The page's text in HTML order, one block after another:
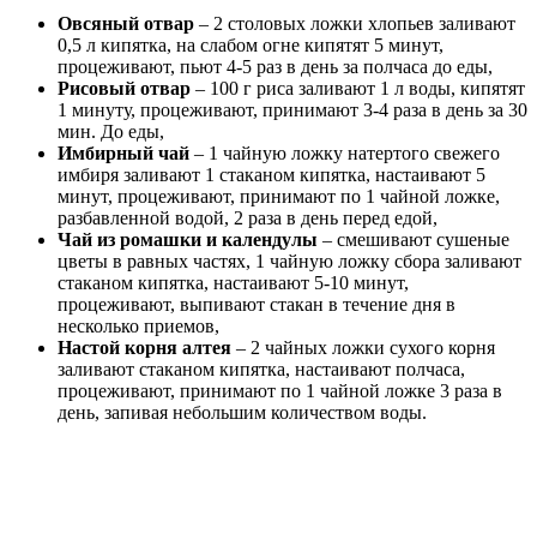
Овсяный отвар – 2 столовых ложки хлопьев заливают
0,5 л кипятка, на слабом огне кипятят 5 минут,
процеживают, пьют 4-5 раз в день за полчаса до еды,
Рисовый отвар – 100 г риса заливают 1 л воды, кипятят
1 минуту, процеживают, принимают 3-4 раза в день за 30
мин. До еды,
Имбирный чай – 1 чайную ложку натертого свежего
имбиря заливают 1 стаканом кипятка, настаивают 5
минут, процеживают, принимают по 1 чайной ложке,
разбавленной водой, 2 раза в день перед едой,
Чай из ромашки и календулы – смешивают сушеные
цветы в равных частях, 1 чайную ложку сбора заливают
стаканом кипятка, настаивают 5-10 минут,
процеживают, выпивают стакан в течение дня в
несколько приемов,
Настой корня алтея – 2 чайных ложки сухого корня
заливают стаканом кипятка, настаивают полчаса,
процеживают, принимают по 1 чайной ложке 3 раза в
день, запивая небольшим количеством воды.